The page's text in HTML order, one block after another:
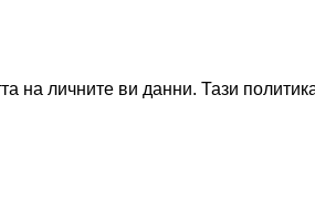
на личните ви данни. Тази